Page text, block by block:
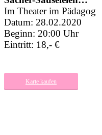
Im Theater im Pädagog
Datum: 28.02.2020
Beginn: 20:00 Uhr
Eintritt: 18,- €
Karte kaufen